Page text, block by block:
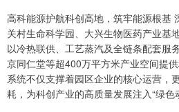
高科能源护航科创高地，筑牢能源根基
关村生命科学园、大兴生物医药产业基
以冷热联供、工艺蒸汽及全链条配套服
京同仁堂等超400万平方米产业空间提
系统不仅支撑着园区企业的核心运营，
耗，为科创产业的高质量发展注入“绿色